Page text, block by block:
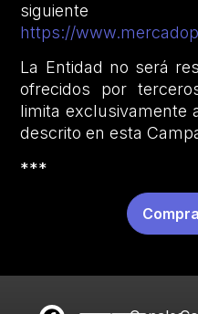
siguiente
https://
La Entidad no será
ofrecidos por
limita exclusivamente
descrito en esta
***